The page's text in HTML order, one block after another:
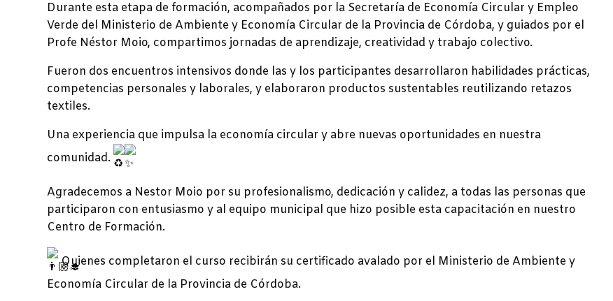
Durante esta etapa de formación, acompañados por la Secretaría de Economía Circular y Empleo
Verde del Ministerio de Ambiente y Economía Circular de la Provincia de Córdoba, y guiados por el
Profe Néstor Moio, compartimos jornadas de aprendizaje, creatividad y trabajo colectivo.
Fueron dos encuentros intensivos donde las y los participantes desarrollaron habilidades prácticas,
competencias personales y laborales, y elaboraron productos sustentables reutilizando retazos
textiles.
Una experiencia que impulsa la economía circular y abre nuevas oportunidades en nuestra
comunidad.
Agradecemos a Nestor Moio por su profesionalismo, dedicación y calidez, a todas las personas que
participaron con entusiasmo y al equipo municipal que hizo posible esta capacitación en nuestro
Centro de Formación.
Quienes completaron el curso recibirán su certificado avalado por el Ministerio de Ambiente y
Economía Circular de la Provincia de Córdoba.